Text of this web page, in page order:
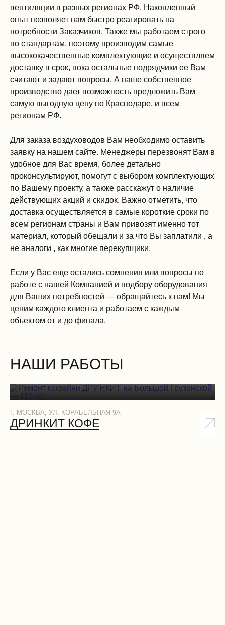
вентиляции в разных регионах РФ. Накопленный
опыт позволяет нам быстро реагировать на
потребности Заказчиков. Также мы работаем строго
по стандартам, поэтому производим самые
высококачественные комплектующие и осуществляем
доставку в срок, пока остальные подрядчики ее Вам
считают и задают вопросы. А наше собственное
производство дает возможность предложить Вам
самую выгодную цену по Краснодаре, и всем
регионам РФ.
Для заказа воздуховодов Вам необходимо оставить
заявку на нашем сайте. Менеджеры перезвонят Вам в
удобное для Вас время, более детально
проконсультируют, помогут с выбором комплектующих
по Вашему проекту, а также расскажут о наличие
действующих акций и скидок. Важно отметить, что
доставка осуществляется в самые короткие сроки по
всем регионам страны и Вам привозят именно тот
материал, который обещали и за что Вы заплатили , а
не аналоги , как многие перекупщики.
Если у Вас еще остались сомнения или вопросы по
работе с нашей Компанией и подбору оборудования
для Ваших потребностей — обращайтесь к нам! Мы
ценим каждого клиента и работаем с каждым
объектом от и до финала.
НАШИ РАБОТЫ
Г. МОСКВА, УЛ. КОРАБЕЛЬНАЯ 9А
ДРИНКИТ КОФЕ